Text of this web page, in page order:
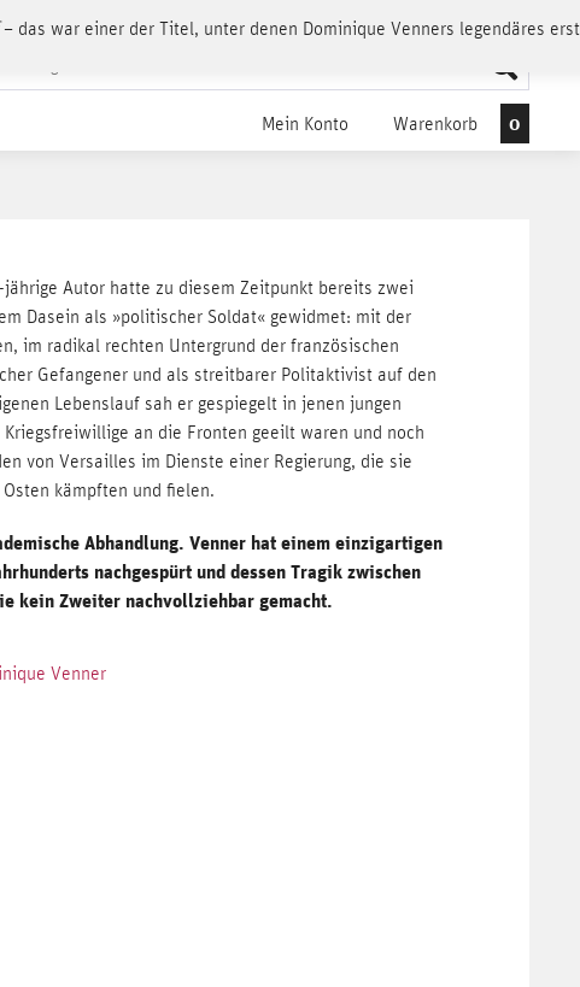
Mein Konto Warenkorb 0
– das war einer der Titel, unter denen Dominique Venners legendäres
Autor hatte zu diesem Zeitpunkt bereits zwei
Dasein als »politischer Soldat« gewidmet: mit der
im radikal rechten Untergrund der französischen
Gefangener und als streitbarer Politaktivist auf den
Lebenslauf sah er gespiegelt in jenen jungen
an die Fronten geeilt waren und noch
von Versailles im Dienste einer Regierung, die sie
kämpften und fielen.
Abhandlung. Venner hat einem einzigartigen
nachgespürt und dessen Tragik zwischen
kein Zweiter nachvollziehbar gemacht.
Venner